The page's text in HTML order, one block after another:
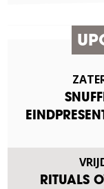
RITUALS